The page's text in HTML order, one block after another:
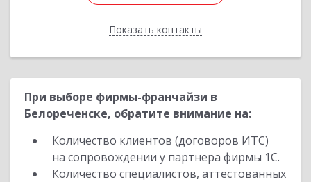
Показать контакты
Назад
При выборе фирмы-франчайзи в
Белореченске, обратите внимание на:
Количество клиентов (договоров ИТС)
на сопровождении у партнера фирмы 1С.
Количество специалистов, аттестованных